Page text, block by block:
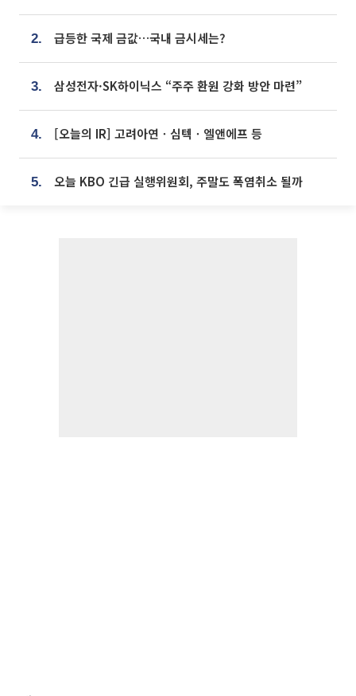
2. 급등한 국제 금값…국내 금시세는?
3. 삼성전자·SK하이닉스 “주주 환원 강화 방안 마련”
4. [오늘의 IR] 고려아연ㆍ심텍ㆍ엘앤에프 등
5. 오늘 KBO 긴급 실행위원회, 주말도 폭염취소 될까